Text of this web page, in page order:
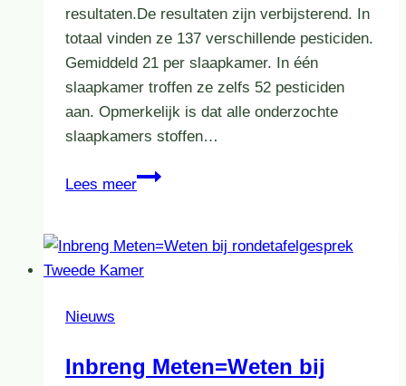
resultaten.De resultaten zijn verbijsterend. In
totaal vinden ze 137 verschillende pesticiden.
Gemiddeld 21 per slaapkamer. In één
slaapkamer troffen ze zelfs 52 pesticiden
aan. Opmerkelijk is dat alle onderzochte
slaapkamers stoffen…
Lees meer
SOS
pesticiden
in
Nieuws
Inbreng Meten=Weten bij